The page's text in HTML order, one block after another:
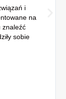
i
na
znaleźć
sobie